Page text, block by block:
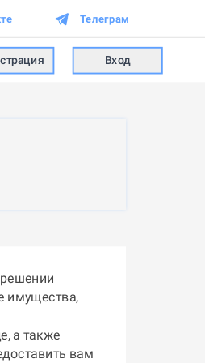
Телеграм
Вход
имущества,
а также
вам